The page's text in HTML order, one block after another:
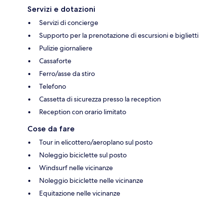
Servizi e dotazioni
Servizi di concierge
Supporto per la prenotazione di escursioni e biglietti
Pulizie giornaliere
Cassaforte
Ferro/asse da stiro
Telefono
Cassetta di sicurezza presso la reception
Reception con orario limitato
Cose da fare
Tour in elicottero/aeroplano sul posto
Noleggio biciclette sul posto
Windsurf nelle vicinanze
Noleggio biciclette nelle vicinanze
Equitazione nelle vicinanze